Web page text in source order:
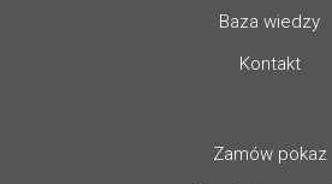
Baza wiedzy
Kontakt
Zamów pokaz